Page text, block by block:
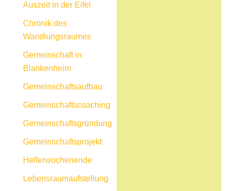
Auszeit in der Eifel
Chronik des
Wandlungsraumes
Gemeinschaft in
Blankenheim
Gemeinschaftsaufbau
Gemeinschaftscoaching
Gemeinschaftsgründung
Gemeinschaftsprojekt
Helferwochenende
Lebensraumaufstellung